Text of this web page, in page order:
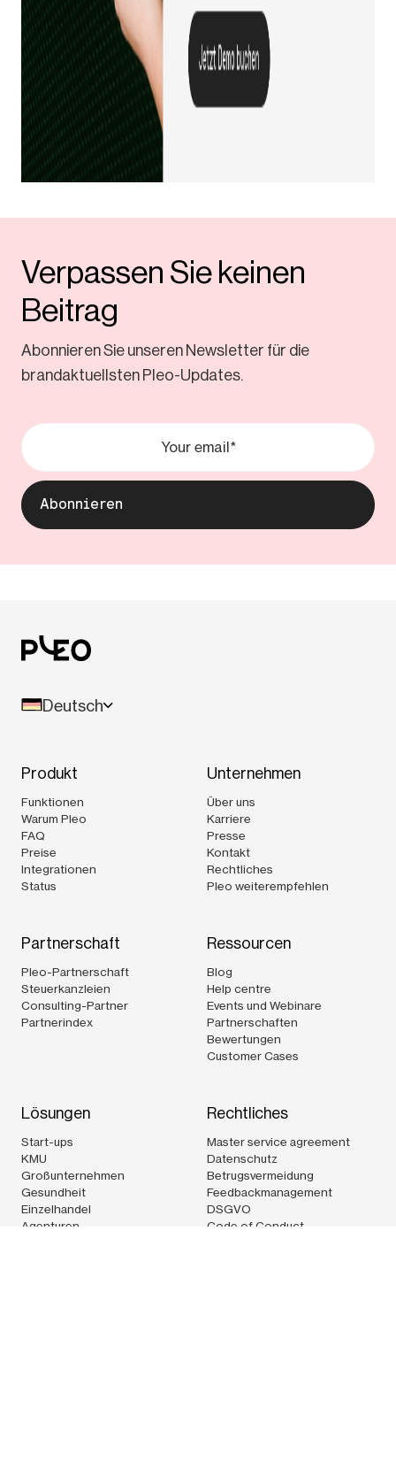
Verpassen Sie keinen
Beitrag
Abonnieren Sie unseren Newsletter für die
brandaktuellsten Pleo-Updates.
Deutsch
Produkt
Funktionen
Warum Pleo
FAQ
Preise
Integrationen
Status
Unternehmen
Über uns
Karriere
Presse
Kontakt
Rechtliches
Pleo weiterempfehlen
Partnerschaft
Pleo-Partnerschaft
Steuerkanzleien
Consulting-Partner
Partnerindex
Ressourcen
Blog
Help centre
Events und Webinare
Partnerschaften
Bewertungen
Customer Cases
Lösungen
Start-ups
KMU
Großunternehmen
Gesundheit
Einzelhandel
Agenturen
Rechtliches
Master service agreement
Datenschutz
Betrugsvermeidung
Feedbackmanagement
DSGVO
Code of Conduct